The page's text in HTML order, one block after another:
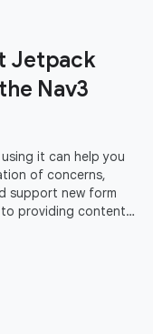
Jetpack
Nav3
it can help you
of concerns,
support new form
providing content